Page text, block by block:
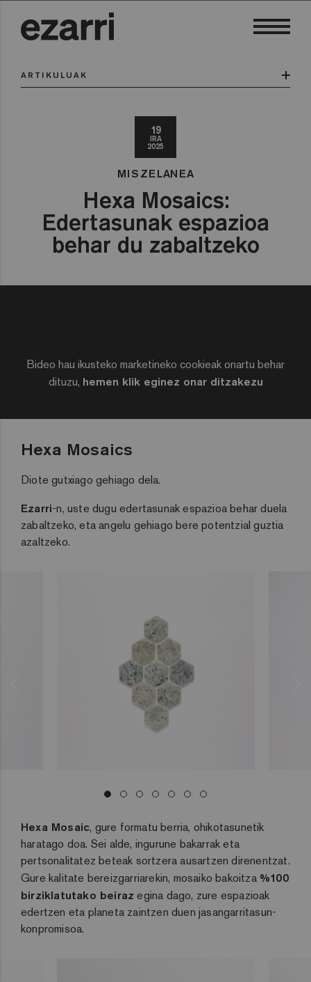
ARTIKULUAK
19
IRA
2025
MISZELANEA
Hexa Mosaics:
Edertasunak espazioa
behar du zabaltzeko
Bideo hau ikusteko marketineko cookieak onartu behar
dituzu, hemen klik eginez onar ditzakezu
Hexa Mosaics
Diote gutxiago gehiago dela.
Ezarri-n, uste dugu edertasunak espazioa behar duela
zabaltzeko, eta angelu gehiago bere potentzial guztia
azaltzeko.
Hexa Mosaic, gure formatu berria, ohikotasunetik
haratago doa. Sei alde, ingurune bakarrak eta
pertsonalitatez beteak sortzera ausartzen direnentzat.
Gure kalitate bereizgarriarekin, mosaiko bakoitza %100
birziklatutako beiraz egina dago, zure espazioak
edertzen eta planeta zaintzen duen jasangarritasun-
konpromisoa.